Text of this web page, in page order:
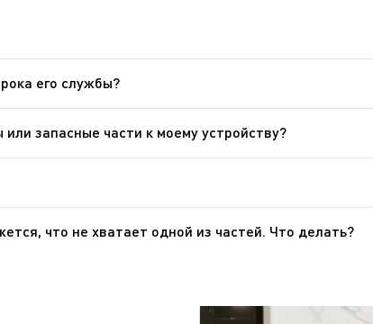
его службы?
подвергнуты вторичной переработке. Отнесите его
запасные части к моему устройству?
легко найти то, что вам нужно для вашего
этого веб-сайта.
что не хватает одной из частей. Что делать?